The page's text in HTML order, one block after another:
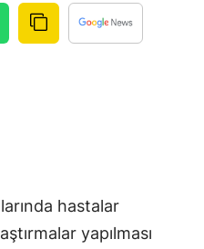
hastalar
yapılması